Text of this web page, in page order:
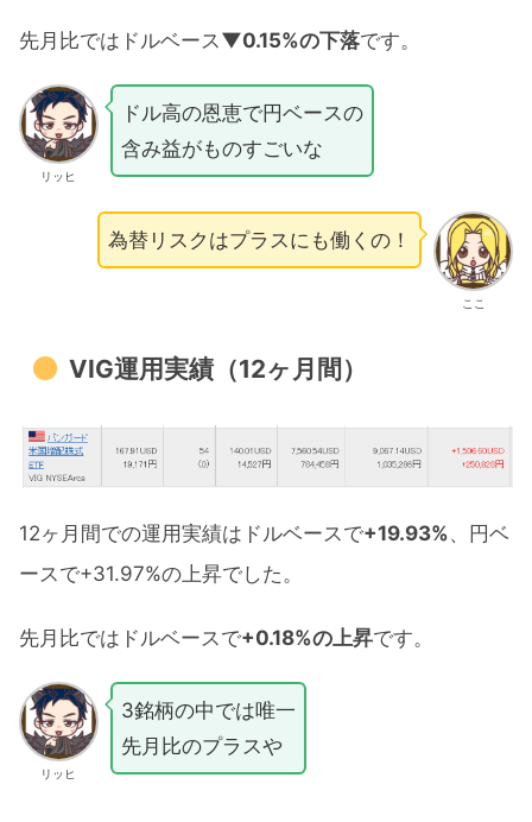
先月比ではドルベース ▼0.15%の下落です。
リッヒ
ドル高の恩恵で円ベースの
含み益がものすごいな
ここ
為替リスクはプラスにも働くの！
VIG運用実績（12ヶ月間）
12ヶ月間での運用実績はドルベースで+19.93%、円ベ
ースで+31.97%の上昇でした。
先月比ではドルベースで+0.18%の上昇です。
リッヒ
3銘柄の中では唯一
先月比のプラスや